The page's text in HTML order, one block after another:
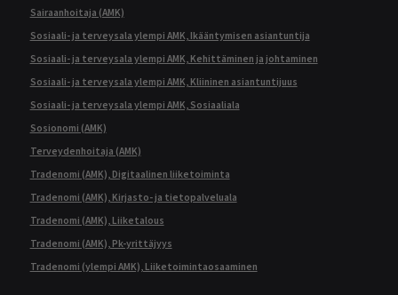
Sairaanhoitaja (AMK)
Sosiaali- ja terveysala ylempi AMK, Ikääntymisen asiantuntija
Sosiaali- ja terveysala ylempi AMK, Kehittäminen ja johtaminen
Sosiaali- ja terveysala ylempi AMK, Kliininen asiantuntijuus
Sosiaali- ja terveysala ylempi AMK, Sosiaaliala
Sosionomi (AMK)
Terveydenhoitaja (AMK)
Tradenomi (AMK), Digitaalinen liiketoiminta
Tradenomi (AMK), Kirjasto- ja tietopalveluala
Tradenomi (AMK), Liiketalous
Tradenomi (AMK), Pk-yrittäjyys
Tradenomi (ylempi AMK), Liiketoimintaosaaminen